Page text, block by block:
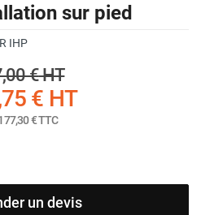
sur pied
IHP
€HT
€ HT
€TTC
un devis